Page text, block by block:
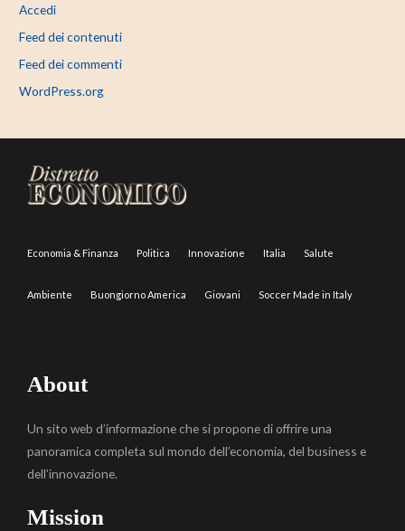
Accedi
Feed dei contenuti
Feed dei commenti
WordPress.org
Economia & Finanza Politica Innovazione Italia Salute
Ambiente Buongiorno America Giovani Soccer Made in Italy
About
Un sito web d’informazione che si propone di offrire una
panoramica completa sul mondo dell’economia, del business e
dell’innovazione.
Mission